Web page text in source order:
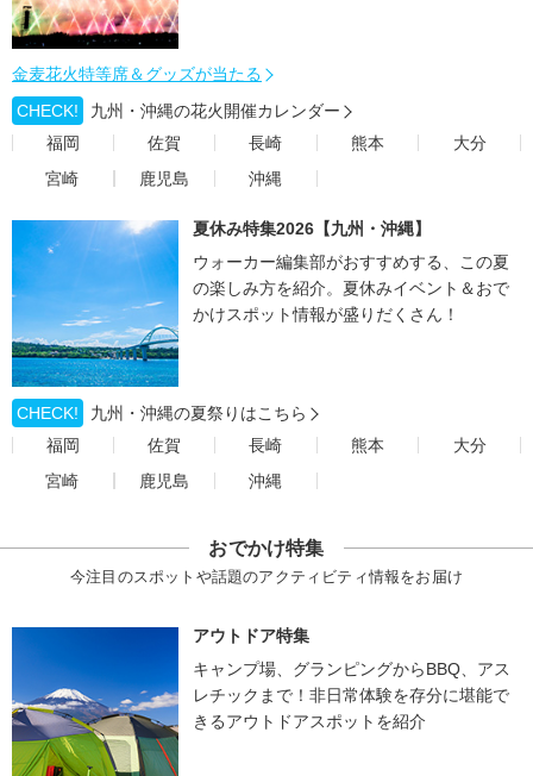
金麦花火特等席＆グッズが当たる
CHECK!
九州・沖縄の花火開催カレンダー
福岡
佐賀 長崎 熊本
大分
宮崎
鹿児島 沖縄
夏休み特集2026【九州・沖縄】
ウォーカー編集部がおすすめする、この夏
の楽しみ方を紹介。夏休みイベント＆おで
かけスポット情報が盛りだくさん！
CHECK!
九州・沖縄の夏祭りはこちら
福岡
佐賀 長崎 熊本
大分
宮崎
鹿児島 沖縄
おでかけ特集
今注目のスポットや話題のアクティビティ情報をお届け
アウトドア特集
キャンプ場、グランピングからBBQ、アス
レチックまで！非日常体験を存分に堪能で
きるアウトドアスポットを紹介